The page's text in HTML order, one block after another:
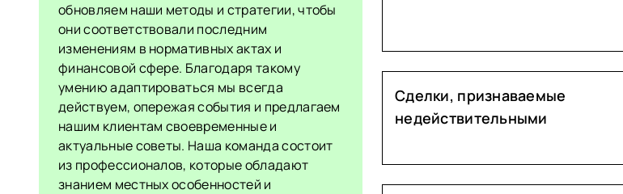
обновляем наши методы и стратегии, чтобы
они соответствовали последним
изменениям в нормативных актах и
финансовой сфере. Благодаря такому
умению адаптироваться мы всегда
действуем, опережая события и предлагаем
нашим клиентам своевременные и
актуальные советы. Наша команда состоит
из профессионалов, которые обладают
знанием местных особенностей и
Сделки, признаваемые
недействительными